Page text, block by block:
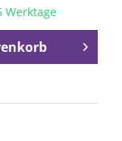
Werktage